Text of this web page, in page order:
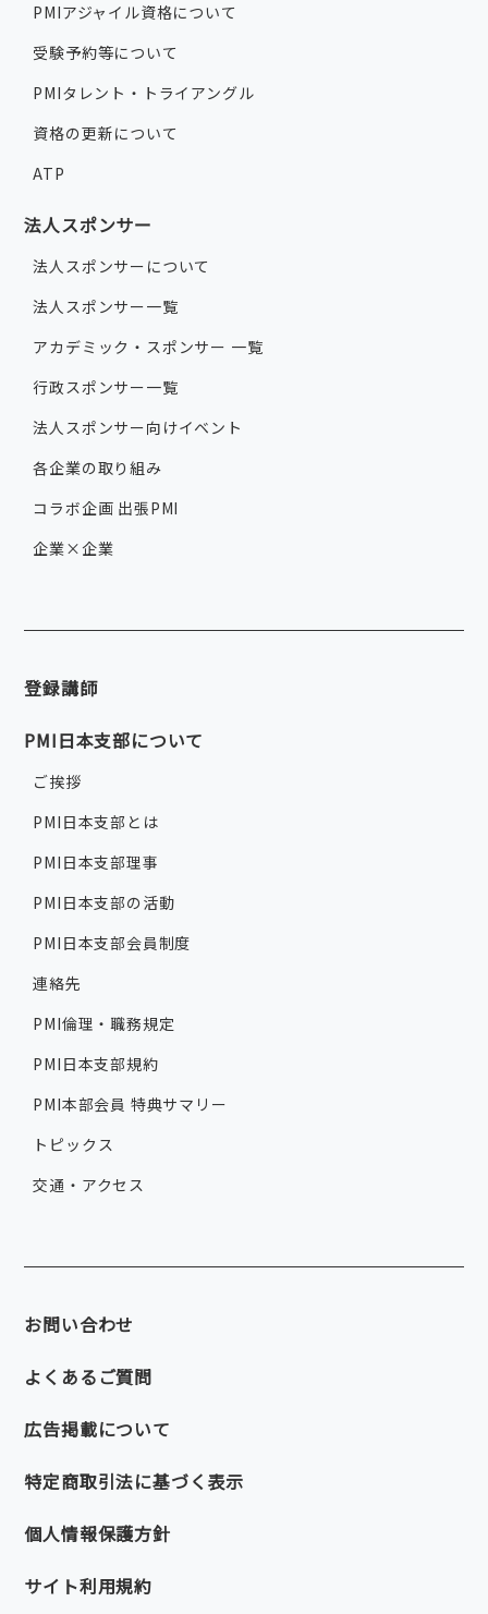
PMIアジャイル資格について
受験予約等について
PMIタレント・トライアングル
資格の更新について
ATP
法人スポンサー
法人スポンサーについて
法人スポンサー一覧
アカデミック・スポンサー 一覧
行政スポンサー一覧
法人スポンサー向けイベント
各企業の取り組み
コラボ企画 出張PMI
企業×企業
登録講師
PMI日本支部について
ご挨拶
PMI日本支部とは
PMI日本支部理事
PMI日本支部の活動
PMI日本支部会員制度
連絡先
PMI倫理・職務規定
PMI日本支部規約
PMI本部会員 特典サマリー
トピックス
交通・アクセス
お問い合わせ
よくあるご質問
広告掲載について
特定商取引法に基づく表示
個人情報保護方針
サイト利用規約